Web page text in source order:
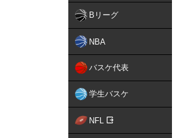
Bリーグ
NBA
バスケ代表
学生バスケ
NFL